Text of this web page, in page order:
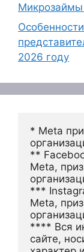
Микрозаймы
2026 году
* Meta
**
Meta,
***
Meta,
**** Вся
сайте,